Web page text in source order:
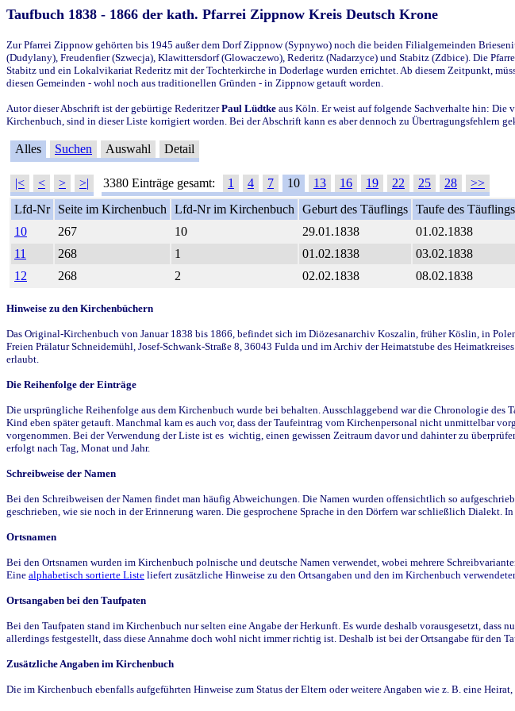
Taufbuch 1838 - 1866 der kath. Pfarrei Zippnow Kreis Deutsch Krone
Zur Pfarrei Zippnow gehörten bis 1945 außer dem Dorf Zippnow (Sypnywo) noch die beiden Filialgemeinden
(Dudylany), Freudenfier (Szwecja), Klawittersdorf (Glowaczewo), Rederitz (Nadarzyce) und Stabitz (Zdbice). Die
Stabitz und ein Lokalvikariat Rederitz mit der Tochterkirche in Doderlage wurden errichtet. Ab diesem Zeitpunkt,
diesen Gemeinden - wohl noch aus traditionellen Gründen - in Zippnow getauft worden.
Autor dieser Abschrift ist der gebürtige RederitzerPaul Lüdtke aus Köln. Er weist auf folgende Sachverhalte hin:
Kirchenbuch, sind in dieser Liste korrigiert worden. Bei der Abschrift kann es aber dennoch zu Übertragungsfehlern
Alles Suchen Auswahl Detail
|< < > >| 3380 Einträge gesamt: 1 4 7 10 13 16 19 22 25 28
>>
Lfd-Nr
Seite im Kirchenbuch Lfd-Nr im Kirchenbuch Geburt des Täuflings Taufe des Täuflings
10
267 10 29.01.1838 01.02.1838
11
268 1 01.02.1838 03.02.1838
12
268 2 02.02.1838 08.02.1838
Hinweise zu den Kirchenbüchern
Das Original-Kirchenbuch von Januar 1838 bis 1866, befindet sich im Diözesanarchiv Koszalin, früher Köslin, in
Freien Prälatur Schneidemühl, Josef-Schwank-Straße 8, 36043 Fulda und im Archiv der Heimatstube des
erlaubt.
Die Reihenfolge der Einträge
Die ursprüngliche Reihenfolge aus dem Kirchenbuch wurde bei behalten. Ausschlaggebend war die Chronologie
Kind eben später getauft. Manchmal kam es auch vor, dass der Taufeintrag vom Kirchenpersonal nicht unmittelbar
vorgenommen. Bei der Verwendung der Liste ist es wichtig, einen gewissen Zeitraum davor und dahinter zu
erfolgt nach Tag, Monat und Jahr.
Schreibweise der Namen
Bei den Schreibweisen der Namen findet man häufig Abweichungen. Die Namen wurden offensichtlich so
geschrieben, wie sie noch in der Erinnerung waren. Die gesprochene Sprache in den Dörfern war schließlich
Ortsnamen
Bei den Ortsnamen wurden im Kirchenbuch polnische und deutsche Namen verwendet, wobei mehrere
Eine alphabetisch sortierte Liste liefert zusätzliche Hinweise zu den Ortsangaben und den im Kirchenbuch
Ortsangaben bei den Taufpaten
Bei den Taufpaten stand im Kirchenbuch nur selten eine Angabe der Herkunft. Es wurde deshalb vorausgesetzt,
allerdings festgestellt, dass diese Annahme doch wohl nicht immer richtig ist. Deshalb ist bei der Ortsangabe für den
Zusätzliche Angaben im Kirchenbuch
Die im Kirchenbuch ebenfalls aufgeführten Hinweise zum Status der Eltern oder weitere Angaben wie z. B. eine Heirat,